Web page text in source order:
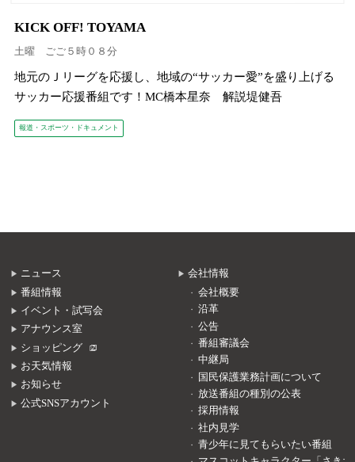
KICK OFF! TOYAMA
土曜 ごご５時０８分
地元のＪリーグを応援し、地域の“サッカー愛”を盛り上げる
サッカー応援番組です！MC橋本星奈 解説堤健吾
報道・スポーツ・ドキュメント
ニュース
番組情報
イベント・試写会
アナウンス室
ショッピング
お天気情報
お知らせ
公式SNSアカウント
会社情報
会社概要
沿革
公告
番組審議会
中継局
国民保護業務計画について
放送番組の種別の公表
採用情報
社内見学
青少年に見てもらいたい番組